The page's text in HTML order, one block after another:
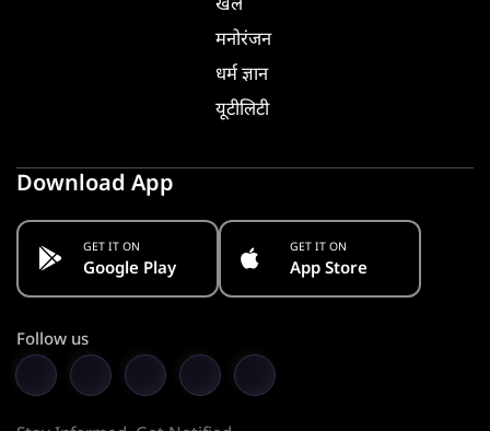
खेल
मनोरंजन
धर्म ज्ञान
यूटीलिटी
Download App
GET IT ON
Google Play
GET IT ON
App Store
Follow us